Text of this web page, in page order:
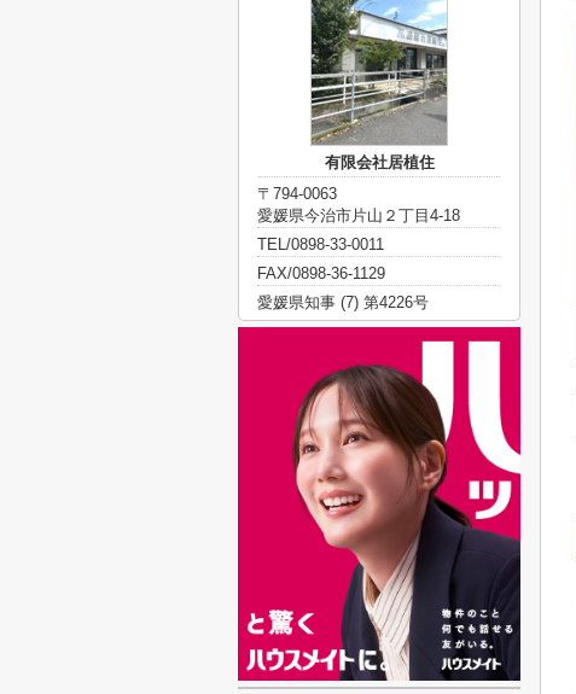
有限会社居植住
〒794-0063
愛媛県今治市片山２丁目4-18
TEL/0898-33-0011
FAX/0898-36-1129
愛媛県知事 (7) 第4226号